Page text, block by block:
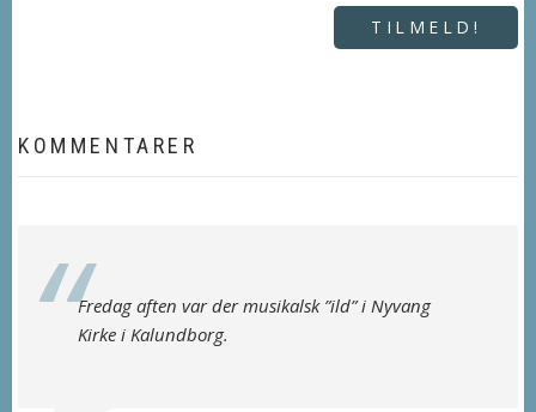
TILMELD!
KOMMENTARER
Fredag aften var der musikalsk ”ild” i Nyvang
Kirke i Kalundborg.